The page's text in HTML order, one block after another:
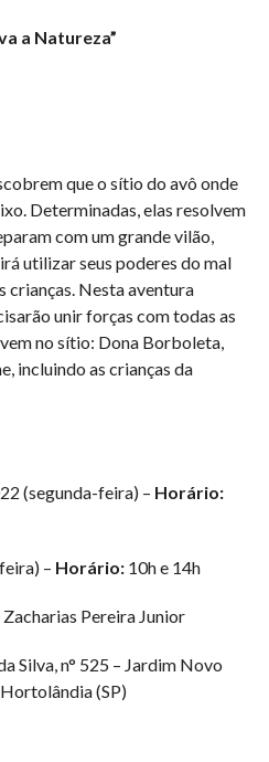
a Natureza”
que o sítio do avô onde
Determinadas, elas resolvem
com um grande vilão,
utilizar seus poderes do mal
crianças. Nesta aventura
unir forças com todas as
no sítio: Dona Borboleta,
incluindo as crianças da
(segunda-feira) – Horário:
– Horário:10h e 14h
Pereira Junior
Silva, n° 525 – Jardim Novo
(SP)